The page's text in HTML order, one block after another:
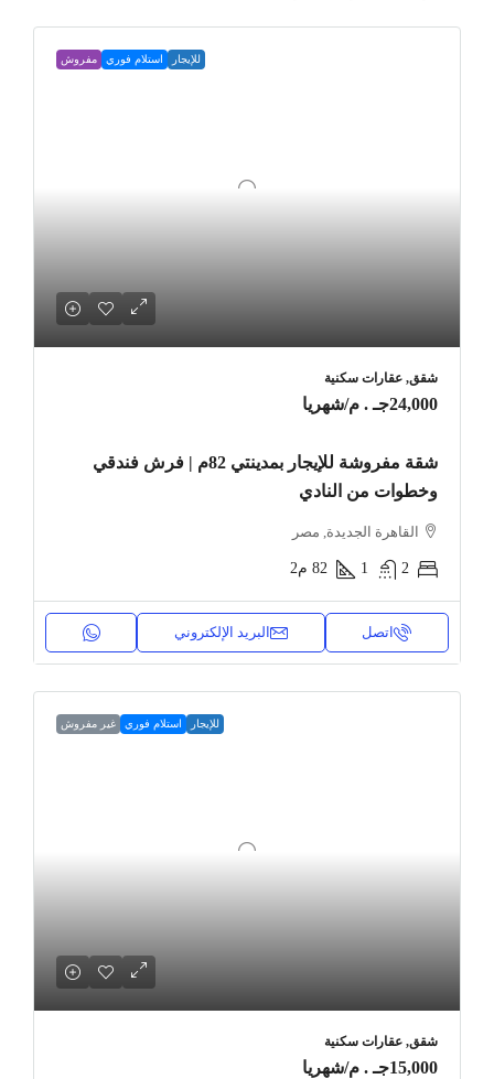
للإيجار استلام فوري مفروش
شقق, عقارات سكنية
24,000جـ . م /شهريا
شقة مفروشة للإيجار بمدينتي 82م | فرش فندقي
وخطوات من النادي
القاهرة الجديدة, مصر
2
1
82 م2
اتصل البريد الإلكتروني
للإيجار استلام فوري غير مفروش
شقق, عقارات سكنية
15,000جـ . م /شهريا